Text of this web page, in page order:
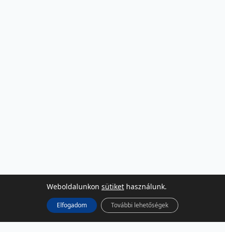
Weboldalunkon sütiket használunk.
Elfogadom További lehetőségek